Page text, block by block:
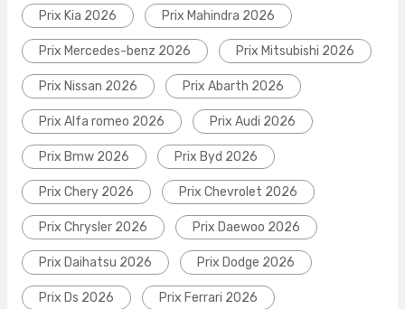
Prix Kia 2026 Prix Mahindra 2026
Prix Mercedes-benz 2026 Prix Mitsubishi 2026
Prix Nissan 2026 Prix Abarth 2026
Prix Alfa romeo 2026 Prix Audi 2026
Prix Bmw 2026 Prix Byd 2026
Prix Chery 2026 Prix Chevrolet 2026
Prix Chrysler 2026 Prix Daewoo 2026
Prix Daihatsu 2026 Prix Dodge 2026
Prix Ds 2026 Prix Ferrari 2026